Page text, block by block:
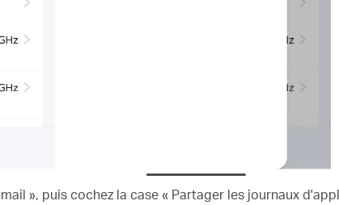
», puis cochez la case « Partager les journaux